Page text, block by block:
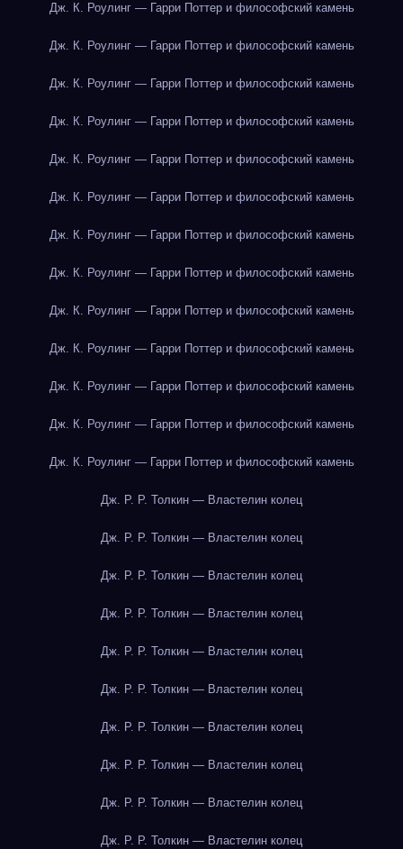
Дж. К. Роулинг — Гарри Поттер и философский камень
Дж. К. Роулинг — Гарри Поттер и философский камень
Дж. К. Роулинг — Гарри Поттер и философский камень
Дж. К. Роулинг — Гарри Поттер и философский камень
Дж. К. Роулинг — Гарри Поттер и философский камень
Дж. К. Роулинг — Гарри Поттер и философский камень
Дж. К. Роулинг — Гарри Поттер и философский камень
Дж. К. Роулинг — Гарри Поттер и философский камень
Дж. К. Роулинг — Гарри Поттер и философский камень
Дж. К. Роулинг — Гарри Поттер и философский камень
Дж. К. Роулинг — Гарри Поттер и философский камень
Дж. К. Роулинг — Гарри Поттер и философский камень
Дж. К. Роулинг — Гарри Поттер и философский камень
Дж. Р. Р. Толкин — Властелин колец
Дж. Р. Р. Толкин — Властелин колец
Дж. Р. Р. Толкин — Властелин колец
Дж. Р. Р. Толкин — Властелин колец
Дж. Р. Р. Толкин — Властелин колец
Дж. Р. Р. Толкин — Властелин колец
Дж. Р. Р. Толкин — Властелин колец
Дж. Р. Р. Толкин — Властелин колец
Дж. Р. Р. Толкин — Властелин колец
Дж. Р. Р. Толкин — Властелин колец